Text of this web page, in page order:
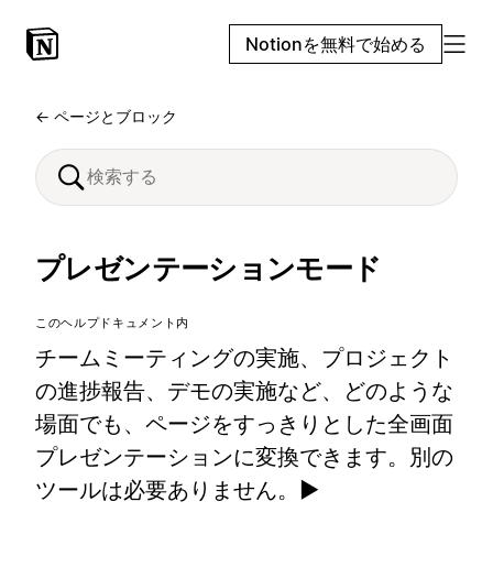
Notionを無料で始める
← ページとブロック
プレゼンテーションモード
このヘルプドキュメント内
チームミーティングの実施、プロジェクト
の進捗報告、デモの実施など、どのような
場面でも、ページをすっきりとした全画面
プレゼンテーションに変換できます。別の
ツールは必要ありません。▶️